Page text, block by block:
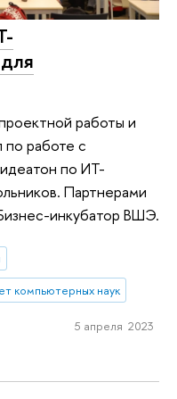
работы и
по работе с
по ИТ-
Партнерами
инкубатор ВШЭ.
компьютерных наук
5 апреля 2023